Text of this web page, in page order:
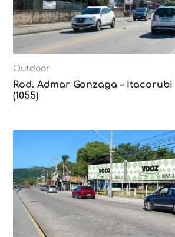
Outdoor
Rod. Admar Gonzaga –
(1055)